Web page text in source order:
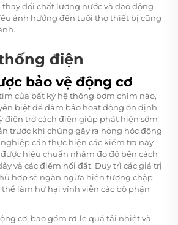
đổi chất lượng nước và dao động
ảnh hưởng đến tuổi thọ thiết bị cũng
điện
bảo vệ động cơ
của bất kỳ hệ thống bơm chìm nào,
biệt để đảm bảo hoạt động ổn định.
điện trở cách điện giúp phát hiện sớm
trước khi chúng gây ra hỏng hóc động
cần thực hiện các kiểm tra này
hiệu chuẩn nhằm đo độ bền cách
và các điểm nối đất. Duy trì các giá trị
hợp sẽ ngăn ngừa hiện tượng chập
làm hư hại vĩnh viễn các bộ phận
cơ, bao gồm rơ-le quá tải nhiệt và